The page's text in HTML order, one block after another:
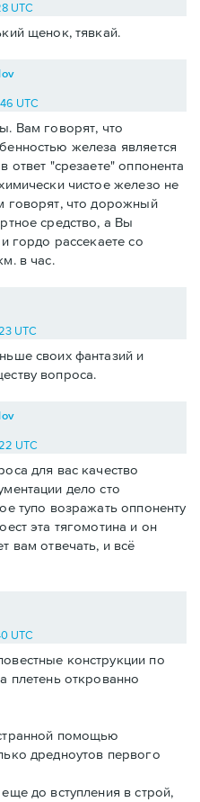
UTC
щенок, тявкай.
UTC
Вам говорят, что
железа является
ответ "срезаете" оппонента
чистое железо не
говорят, что дорожный
средство, а Вы
гордо рассекаете со
в час.
UTC
своих фантазий и
вопроса.
UTC
для вас качество
дело сто
тупо возражать оппоненту
эта тягомотина и он
вам отвечать, и всё
UTC
конструкции по
плетень открованно
помощью
дредноутов первого
до вступления в строй,